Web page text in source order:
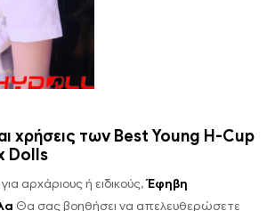
χρήσεις των Best Young H-Cup
Dolls
για αρχάριους ή ειδικούς,Έφηβη
Θα σας βοηθήσει να απελευθερώσετε